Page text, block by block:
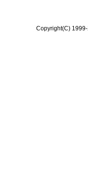
Copyright(C)